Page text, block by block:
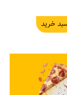
خرید